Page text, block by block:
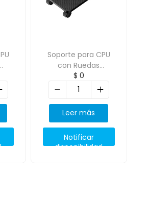
Soporte para CPU
con Ruedas
23.0*44,8*1,5cm
ORICO-CPB1
$ 0
Leer más
Notificar
disponibilidad